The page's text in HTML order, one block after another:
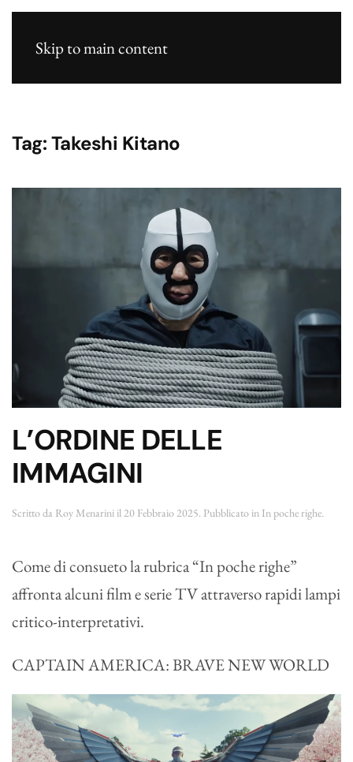
Skip to main content
Tag:Takeshi Kitano
L’ORDINE DELLE
IMMAGINI
Scritto da Roy Menarini il20 Febbraio 2025. Pubblicato in In poche righe.
Come di consueto la rubrica “In poche righe”
affronta alcuni film e serie TV attraverso rapidi lampi
critico-interpretativi.
CAPTAIN AMERICA: BRAVE NEW WORLD